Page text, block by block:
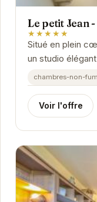
Le petit Jean
★★★★★
Situé en plein
un studio
séjour en
chambres-non-
Voir l'offre